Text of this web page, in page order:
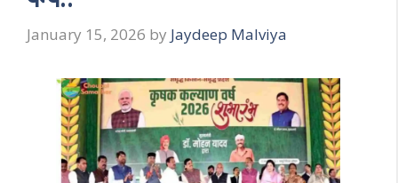
January 15, 2026 by Jaydeep Malviya